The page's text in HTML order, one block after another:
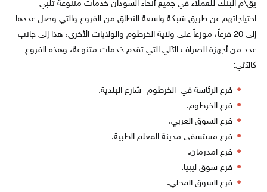
يق\م البنك للعملاء في جميع أنحاء السودان خدمات متنوعة تلبي
احتياجاتهم عن طريق شبكة واسعة النطاق من الفروع والتي وصل عددها
إلى 20 فرعاً، موزعاً على ولاية الخرطوم والولايات الأخرى، هذا إلى جانب
عدد من أجهزة الصراف الآلي التي تقدم خدمات متنوعة، وهذه الفروع
كالآتي:
فرع الرئاسة في الخرطوم- شارع البلدية.
فرع الخرطوم.
فرع السوق العربي.
فرع مستشفى مدينة المعلم الطبية.
فرع امدرمان.
فرع سوق ليبيا.
فرع السوق المحلي.